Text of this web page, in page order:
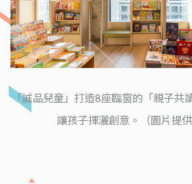
「誠品兒童」打造8座臨窗的「親子共
讓孩子揮灑創意。（圖片提供